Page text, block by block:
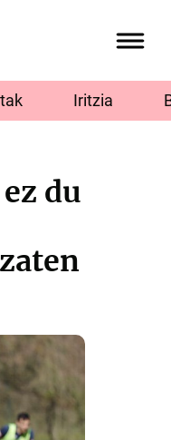
Iritzia
du